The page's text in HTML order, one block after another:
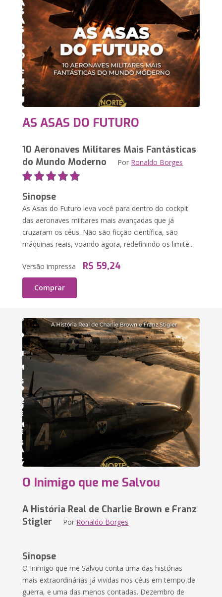
AS ASAS DO FUTURO
10 Aeronaves Militares Mais Fantásticas
do Mundo Moderno Por Ronaldo Borges
Sinopse
As Asas do Futuro leva você para dentro do cockpit
das aeronaves militares mais avançadas que já
cruzaram os céus. Não são ficção científica, são
máquinas reais, voando agora, redefinindo os limite...
Versão impressa R$ 59,24
Comprar
O Inimigo que me Salvou
A História Real de Charlie Brown e Franz
Stigler Por Ronaldo Borges
Sinopse
O Inimigo que me Salvou conta uma das histórias
mais extraordinárias já vividas nos céus em tempo de
guerra, e uma das menos contadas. Dezembro de